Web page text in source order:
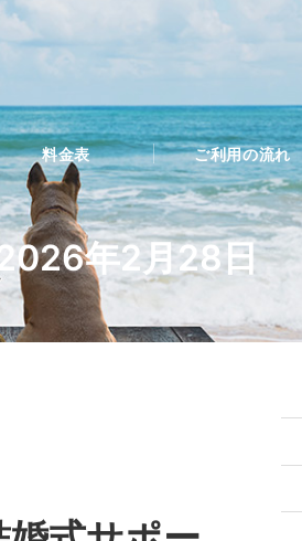
年2月28日
料金表 ご利用の流れ